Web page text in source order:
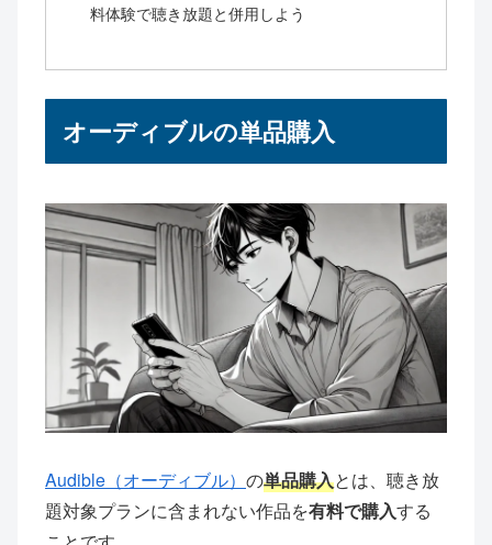
料体験で聴き放題と併用しよう
オーディブルの単品購入
Audible（オーディブル） の単品購入とは、聴き放
題対象プランに含まれない作品を有料で購入する